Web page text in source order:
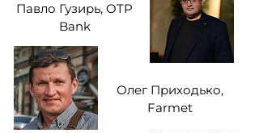
Павло Гузирь, OTP
Bank
Олег Приходько,
Farmet